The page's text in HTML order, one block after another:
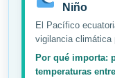
Niño
El Pacífico
vigilancia climática
Por qué importa:
temperaturas